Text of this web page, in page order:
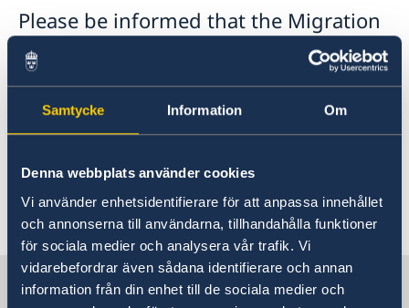
Samtycke Information Om
Denna webbplats använder cookies
Vi använder enhetsidentifierare för att anpassa innehållet
och annonserna till användarna, tillhandahålla funktioner
för sociala medier och analysera vår trafik. Vi
vidarebefordrar även sådana identifierare och annan
information från din enhet till de sociala medier och
Please be informed that the Migration
Section is closed on 20 May due to
planning day and there will be no
phone hours.
May.
Last updated 20 May 2026, 8.24 AM
Sweden in Nigeria, Abuja